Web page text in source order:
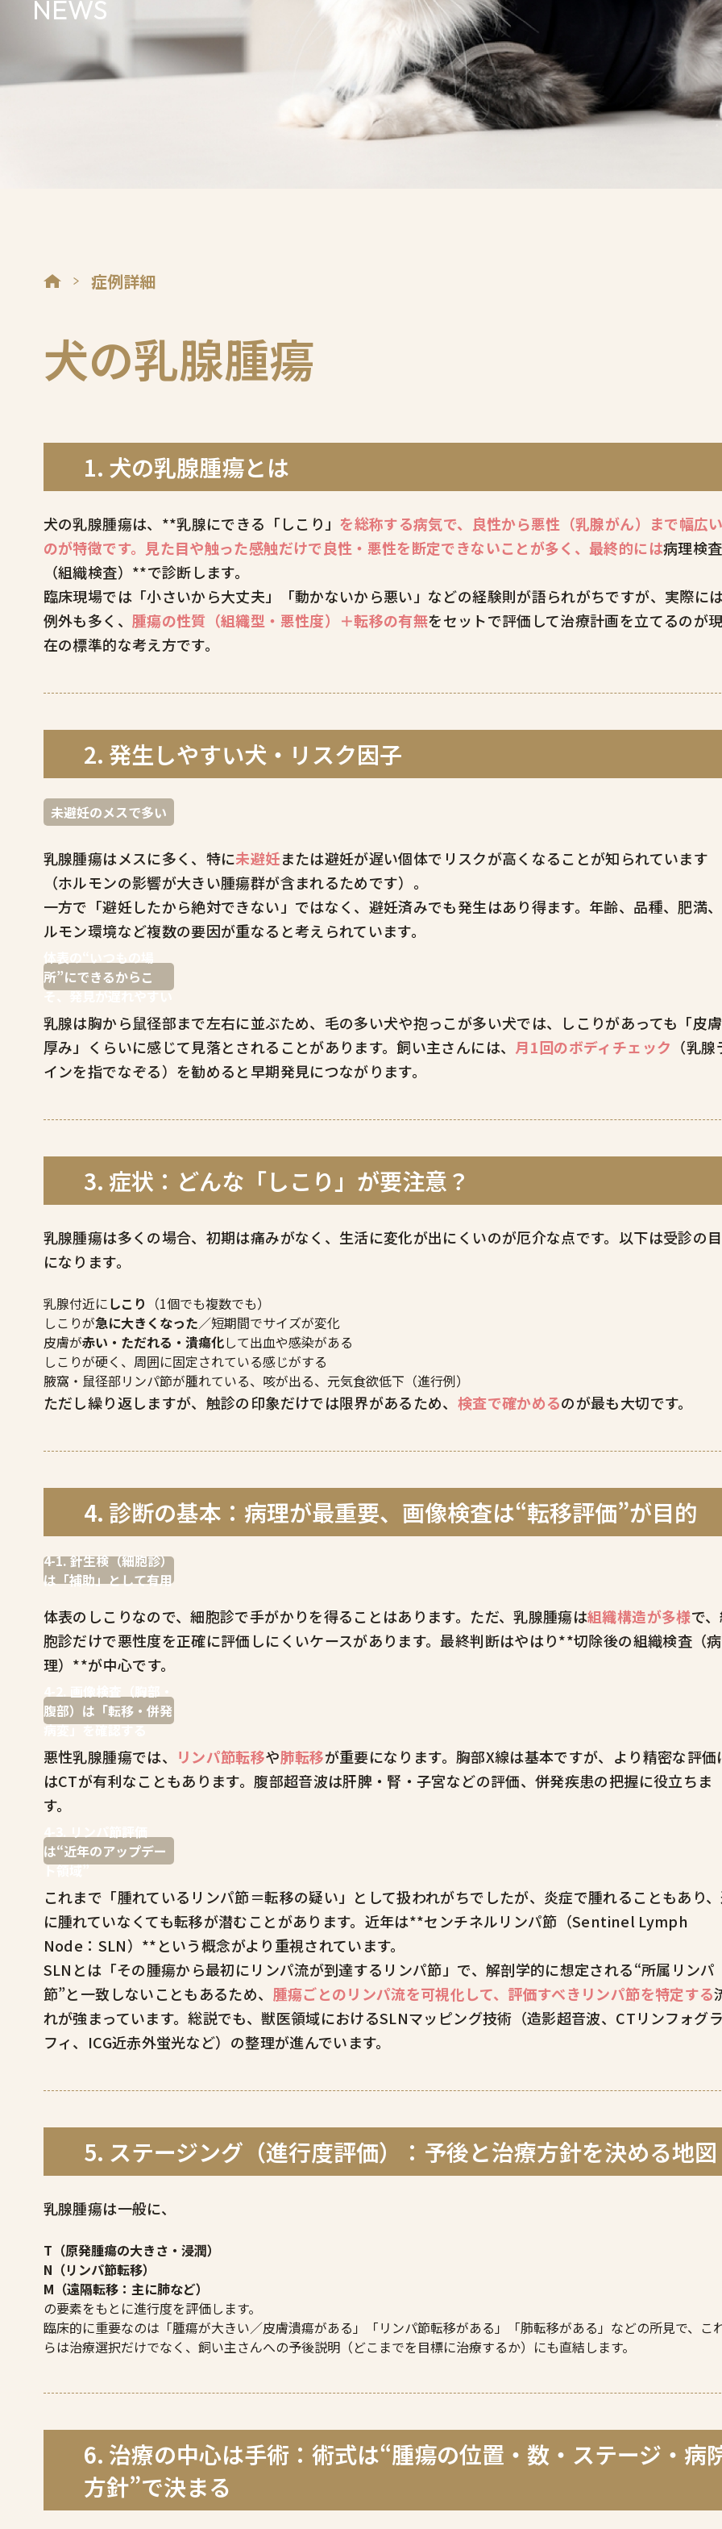
NEWS
症例詳細
犬の乳腺腫瘍
1. 犬の乳腺腫瘍とは
犬の乳腺腫瘍は、**乳腺にできる「しこり」 を総称する病気で、良性から悪性（乳腺がん）まで幅広
のが特徴です。見た目や触った感触だけで良性・悪性を断定できないことが多く、最終的には病理検査
（組織検査）**で診断します。
臨床現場では「小さいから大丈夫」「動かないから悪い」などの経験則が語られがちですが、実際に
例外も多く、 腫瘍の性質（組織型・悪性度）＋転移の有無をセットで評価して治療計画を立てるのが
在の標準的な考え方です。
2. 発生しやすい犬・リスク因子
未避妊のメスで多い
乳腺腫瘍はメスに多く、特に未避妊または避妊が遅い個体でリスクが高くなることが知られています
（ホルモンの影響が大きい腫瘍群が含まれるためです）。
一方で「避妊したから絶対できない」ではなく、避妊済みでも発生はあり得ます。年齢、品種、肥満
ルモン環境など複数の要因が重なると考えられています。
所”にできるからこ
そ、発見が遅れやすい
乳腺は胸から鼠径部まで左右に並ぶため、毛の多い犬や抱っこが多い犬では、しこりがあっても「皮
厚み」くらいに感じて見落とされることがあります。飼い主さんには、 月1回のボディチェック （乳腺
インを指でなぞる）を勧めると早期発見につながります。
3. 症状：どんな「しこり」が要注意？
乳腺腫瘍は多くの場合、初期は痛みがなく、生活に変化が出にくいのが厄介な点です。以下は受診の
になります。
乳腺付近にしこり （1個でも複数でも）
しこりが急に大きくなった／短期間でサイズが変化
皮膚が赤い・ただれる・潰瘍化して出血や感染がある
しこりが硬く、周囲に固定されている感じがする
腋窩・鼠径部リンパ節が腫れている、咳が出る、元気食欲低下（進行例）
ただし繰り返しますが、触診の印象だけでは限界があるため、 検査で確かめるのが最も大切です。
4. 診断の基本：病理が最重要、画像検査は“転移評価”が目的
4-1. 針生検（細胞診）
は「補助」として有用
体表のしこりなので、細胞診で手がかりを得ることはあります。ただ、乳腺腫瘍は組織構造が多様で
胞診だけで悪性度を正確に評価しにくいケースがあります。最終判断はやはり**切除後の組織検査（病
理）**が中心です。
腹部）は「転移・併発
病変」を確認する
悪性乳腺腫瘍では、 リンパ節転移や肺転移が重要になります。胸部X線は基本ですが、より精密な評価
はCTが有利なこともあります。腹部超音波は肝脾・腎・子宮などの評価、併発疾患の把握に役立ちま
す。
は“近年のアップデー
ト領域”
これまで「腫れているリンパ節＝転移の疑い」として扱われがちでしたが、炎症で腫れることもあり
に腫れていなくても転移が潜むことがあります。近年は**センチネルリンパ節（Sentinel Lymph
Node：SLN）**という概念がより重視されています。
SLNとは「その腫瘍から最初にリンパ流が到達するリンパ節」で、解剖学的に想定される“所属リンパ
節”と一致しないこともあるため、 腫瘍ごとのリンパ流を可視化して、評価すべきリンパ節を特定する
れが強まっています。総説でも、獣医領域におけるSLNマッピング技術（造影超音波、CTリンフォグ
フィ、ICG近赤外蛍光など）の整理が進んでいます。
5. ステージング（進行度評価）：予後と治療方針を決める地図
乳腺腫瘍は一般に、
T（原発腫瘍の大きさ・浸潤）
N（リンパ節転移）
M（遠隔転移：主に肺など）
の要素をもとに進行度を評価します。
臨床的に重要なのは「腫瘍が大きい／皮膚潰瘍がある」「リンパ節転移がある」「肺転移がある」などの所見で、こ
らは治療選択だけでなく、飼い主さんへの予後説明（どこまでを目標に治療するか）にも直結します。
6. 治療の中心は手術：術式は“腫瘍の位置・数・ステージ・病
方針”で決まる